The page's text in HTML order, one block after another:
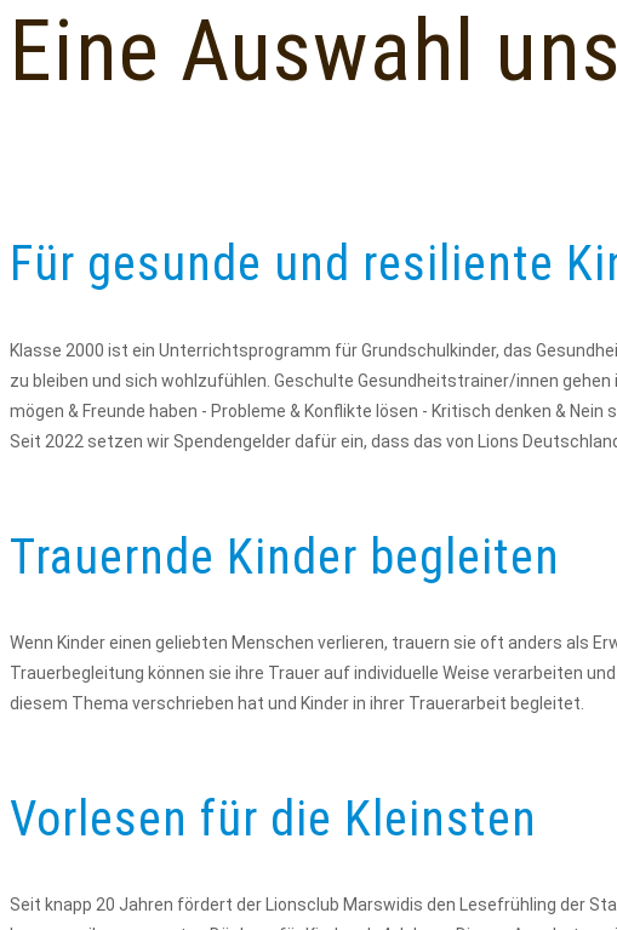
Eine Auswahl
Für gesunde und resiliente
Klasse 2000 ist ein Unterrichtsprogramm für Grundschulkinder, das
zu bleiben und sich wohlzufühlen. Geschulte Gesundheitstrainer/innen
mögen & Freunde haben - Probleme & Konflikte lösen - Kritisch denken & Nein
Seit 2022 setzen wir Spendengelder dafür ein, dass das von Lions
Trauernde Kinder begleiten
Wenn Kinder einen geliebten Menschen verlieren, trauern sie oft anders als
Trauerbegleitung können sie ihre Trauer auf individuelle Weise verarbeiten
diesem Thema verschrieben hat und Kinder in ihrer Trauerarbeit begleitet.
Vorlesen für die Kleinsten
Seit knapp 20 Jahren fördert der Lionsclub Marswidis den Lesefrühling der